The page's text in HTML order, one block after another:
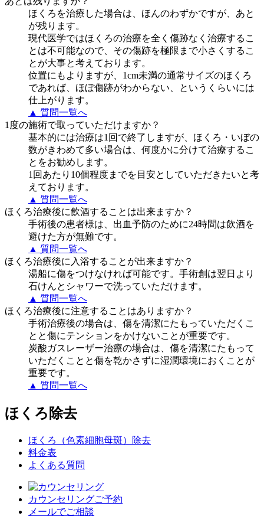
ほくろを治療した場合は、ほんのわずかですが、あと
が残ります。
現代医学ではほくろの治療を全く傷跡なく治療するこ
とは不可能なので、その傷跡を極限まで小さくするこ
とが大事と考えております。
位置にもよりますが、1cm未満の通常サイズのほくろ
であれば、ほぼ傷跡がわからない、というくらいには
仕上がります。
▲ 質問一覧へ
1度の施術で取っていただけますか？
基本的には治療は1回で終了しますが、ほくろ・いぼの
数がきわめて多い場合は、何度かに分けて治療するこ
とをお勧めします。
1回あたり10個程度までを目安としていただきたいと考
えております。
▲ 質問一覧へ
ほくろ治療後に飲酒することは出来ますか？
手術後の患者様は、出血予防のために24時間は飲酒を
避けた方が無難です。
▲ 質問一覧へ
ほくろ治療後に入浴することが出来ますか？
湯船に傷をつけなければ可能です。手術創は翌日より
石けんとシャワーで洗っていただけます。
▲ 質問一覧へ
ほくろ治療後に注意することはありますか？
手術治療後の場合は、傷を清潔にたもっていただくこ
とと傷にテンションをかけないことが重要です。
炭酸ガスレーザー治療の場合は、傷を清潔にたもって
いただくことと傷を乾かさずに湿潤環境におくことが
重要です。
▲ 質問一覧へ
ほくろ除去
ほくろ（色素細胞母斑）除去
料金表
よくある質問
カウンセリングご予約
メールでご相談